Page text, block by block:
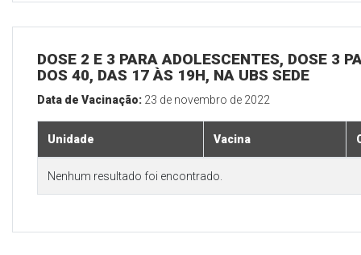
DOSE 2 E 3 PARA ADOLESCENTES, DOSE 3
DOS 40, DAS 17 ÀS 19H, NA UBS SEDE
Data de Vacinação: 23 de novembro de 2022
Unidade Vacina
Nenhum resultado foi encontrado.